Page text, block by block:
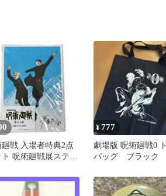
廻戦 入場者特典2点
呪術廻戦展ステッ
¥777
劇場版 呪術廻戦0
バッグ ブラック